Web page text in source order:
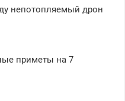
непотопляемый дрон
приметы на 7